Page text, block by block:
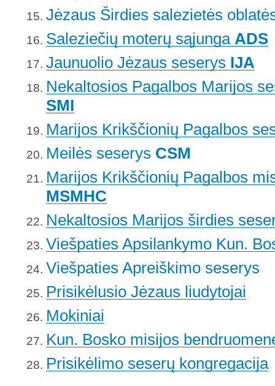
Jėzaus Širdies salezietės
Saleziečių moterų sąjunga ADS
Jaunuolio Jėzaus seserys IJA
Nekaltosios Pagalbos Marijos
SMI
Marijos Krikščionių Pagalbos
Meilės seserys CSM
Marijos Krikščionių Pagalbos
MSMHC
Nekaltosios Marijos širdies
Viešpaties Apsilankymo Kun.
Viešpaties Apreiškimo seserys
Prisikėlusio Jėzaus liudytojai
Mokiniai
Kun. Bosko misijos
Prisikėlimo seserų kongregacija